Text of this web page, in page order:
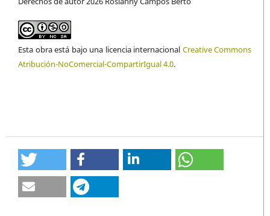
Esta obra está bajo una licencia internacional Creative Commons
Atribución-NoComercial-CompartirIgual 4.0.